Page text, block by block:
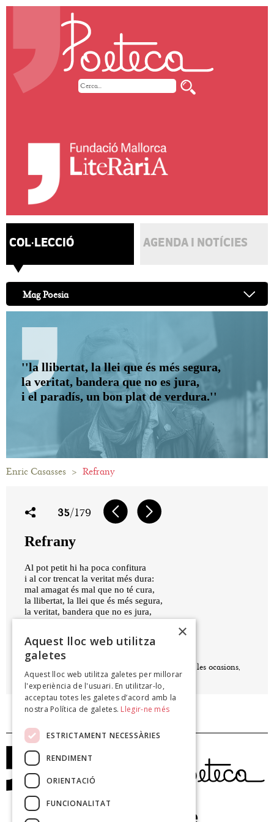
COL·LECCIÓ AGENDA I NOTÍCIES
Mag Poesia
''la llibertat, la llei que és més segura,
la veritat, bandera que no es jura,
i el paradís, un bon plat de verdura.''
Enric Casasses > Refrany
35/179
Refrany
Al pot petit hi ha poca confitura
i al cor trencat la veritat més dura:
mal amagat és mal que no té cura,
la llibertat, la llei que és més segura,
la veritat, bandera que no es jura,
ENRIC CASASSES
Començament dels començaments i ocasió de les ocasions,
1994
×
Aquest lloc web utilitza
galetes
Aquest lloc web utilitza galetes per millorar
l'experiència de l'usuari. En utilitzar-lo,
acceptau totes les galetes d’acord amb la
nostra Política de galetes. Llegir-ne més
ESTRICTAMENT NECESSÀRIES
RENDIMENT
ORIENTACIÓ
FUNCIONALITAT